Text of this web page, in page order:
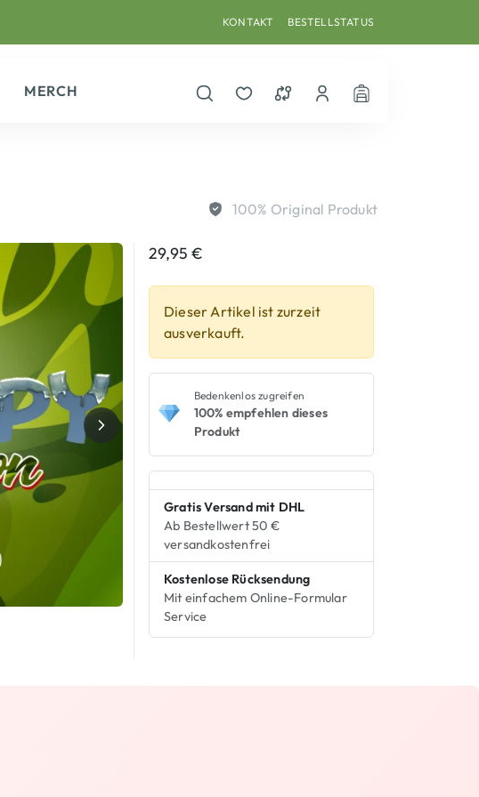
KONTAKT BESTELLSTATUS
MERCH
100% Original Produkt
29,95€
Dieser Artikel ist zurzeit
ausverkauft.
Bedenkenlos zugreifen
100% empfehlen dieses
Produkt
Gratis Versand mit DHL
Ab Bestellwert 50 €
versandkostenfrei
Kostenlose Rücksendung
Mit einfachem Online-Formular
Service